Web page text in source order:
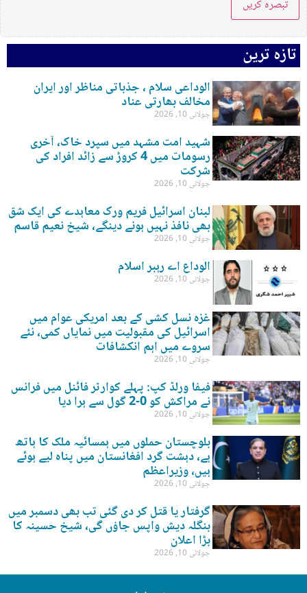
تازہ ترین
الوداعی سلام ، جذباتی مناظر اور ایران
مخالف بھارتی عناد
جولائی 10, 2026
شہید امت مشہد میں سپرد خاک، آخری
رسومات میں 4 کروڑ سے زائد افراد کی
شرکت
جولائی 10, 2026
لبنان اسرائیل فریم ورک معاہدے کی ایک شق
بھی نافذ نہیں ہونے دینگے، شیخ نعیم قاسم
جولائی 10, 2026
الوداع اے رہبر اسلام
جولائی 10, 2026
غزہ نسل کشی کے بعد امریکی عوام میں
اسرائیل کی مقبولیت میں نمایاں کمی، نئے
سروے میں اہم انکشافات
جولائی 10, 2026
فیفا ورلڈ کپ: پہلے کوارٹر فائنل میں فرانس
نے مراکش کو 0-2 گول سے ہرا دیا
جولائی 10, 2026
بلوچستان حملوں میں ہمسائیہ ملک کا ہاتھ
ہے، دہشت گرد افغانستان میں پناہ لیے ہوئے
ہیں، وزیراعظم
جولائی 10, 2026
گرفتار یا قتل کر دی گئی تب بھی دسمبر میں
بنگلہ دیش واپس جاؤں گی، شیخ حسینہ کا
بڑا اعلان
جولائی 10, 2026